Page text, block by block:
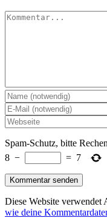
Kommentar
Spam-Schutz, bitte
8 − = 7
Diese Website verwendet
wie deine